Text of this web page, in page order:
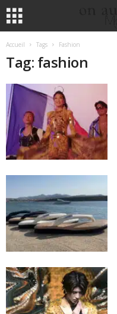
Accueil Tags Fashion
Tag: fashion